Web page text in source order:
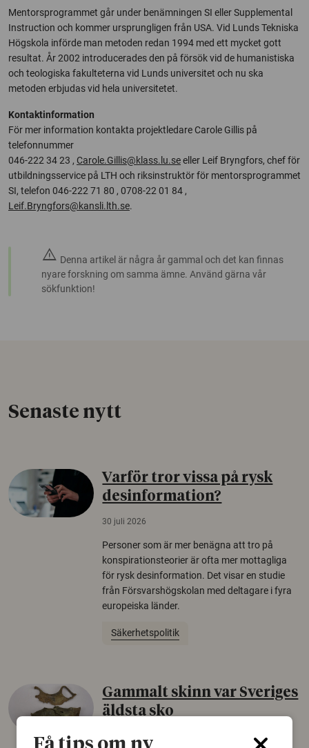
Mentorsprogrammet går under benämningen SI eller Supplemental
Instruction och kommer ursprungligen från USA. Vid Lunds Tekniska
Högskola införde man metoden redan 1994 med ett mycket gott
resultat. År 2002 introducerades den på försök vid de humanistiska
och teologiska fakulteterna vid Lunds universitet och nu ska
metoden erbjudas vid hela universitetet.
Kontaktinformation
För mer information kontakta projektledare Carole Gillis på
telefonnummer
046-222 34 23 , Carole.Gillis@klass.lu.seeller Leif Bryngfors, chef för
utbildningsservice på LTH och riksinstruktör för mentorsprogrammet
SI, telefon 046-222 71 80 , 0708-22 01 84 ,
Leif.Bryngfors@kansli.lth.se.
warning Denna artikel är några år gammal och det kan finnas
nyare forskning om samma ämne. Använd gärna vår
sökfunktion!
Senaste nytt
Varför tror vissa på rysk
desinformation?
30 juli 2026
Personer som är mer benägna att tro på
konspirationsteorier är ofta mer mottagliga
för rysk desinformation. Det visar en studie
från Försvarshögskolan med deltagare i fyra
europeiska länder.
Säkerhetspolitik
Gammalt skinn var Sveriges
äldsta sko